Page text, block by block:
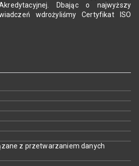
Dbając o najwyższy
wdrożyliśmy Certyfikat ISO
z przetwarzaniem danych